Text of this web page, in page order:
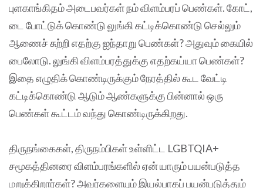
புளகாங்கிதம் அடைபவர்கள் நம் விளம்பரப் பெண்கள். கோட்,
டை போட்டுக் கொண்டு லுங்கி கட்டிக்கொண்டு செல்லும்
ஆணைச் சுற்றி எதற்கு ஐந்தாறு பெண்கள்? அதுவும் கையில்
பைலோடு. லுங்கி விளம்பரத்துக்கு எதற்கய்யா பெண்கள்?
இதை எழுதிக் கொண்டிருக்கும் நேரத்தில் கூட வேட்டி
கட்டிக்கொண்டு ஆடும் ஆண்களுக்கு பின்னால் ஒரு
பெண்கள் கூட்டம் வந்து கொண்டிருக்கிறது.
திருநங்கைகள், திருநம்பிகள் உள்ளிட்ட LGBTQIA+
சமூகத்தினரை விளம்பரங்களில் ஏன் யாரும் பயன்படுத்த
மறுக்கிறார்கள்? அவர்களையும் இயல்பாகப் பயன்படுத்தும்